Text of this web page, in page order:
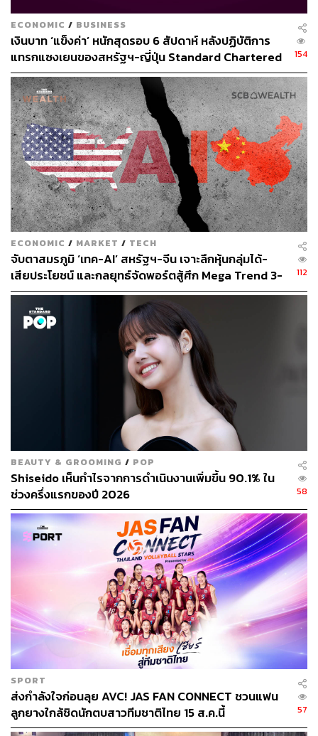
MG EP จำนวน 348 คัน
MG4 Electric จำนวน 298 คัน
MG ES จำนวน 155 คัน
Volvo XC40 EV จำนวน 121 คัน
MG ZS EV จำนวน 107 คัน
ทำไมน้องใหม่ NETA V ขึ้นอันดับ 1
ความน่าสนใจของ NETA V นั้นนอกจากแนวคิด ‘Touchable
Smart EV’ แล้ว ยังโดดเด่นด้วยความเป็นรถยนต์ไฟฟ้าขนาด
เริ่มต้นด้วยพิกัด B-Segment ที่เปิดราคาจำหน่ายเพียง
549,000 บาท และ 1 ชาร์จ ขับได้ระยะทางสูงสุด 384
กิโลเมตร ตามมาตรฐาน NEDC และยังเป็นรถยนต์ไฟฟ้าที่
สามารถชาร์จกระแสตรง DC Quick Charge จาก 30-80%
ในระยะเวลาประมาณ 30 นาที ที่สำคัญคือตอบโจทย์ไลฟ์
สไตล์ของคนรุ่นใหม่
NETA V ถือเป็นแบรนด์ที่ราคาต่ำที่สุดในท้องตลาดขณะนี้ อีก
ทั้ง NETA มีรถพร้อมส่งมอบในหลายโชว์รูม ไม่ต้องรอ
ยาวนานหลายเดือนเหมือนในอดีตที่ผ่านมา
โดย NETA V มีให้เลือก 5 สี ประกอบด้วยสีเขียว Cyan, สีขาว
White Storm, สีชมพู Sakura Pink, สีเทา Midnight Grey และ
ทั้งนี้ นอกจาก NETA มีแผนการผลิตที่ประเทศไทยแล้ว ยังมี
แผนที่จะขยายสายผลิตภัณฑ์ไปยังรถยนต์รุ่นอื่นๆ โดยมีทั้ง
NETA S รถสปอร์ตซีดานไฟฟ้าที่มีประตูหน้าแบบกรรไกร ขับ
เคลื่อนด้วยระบบไฟฟ้าที่วางจำหน่ายแล้วในจีน และกำลังเข้า
สู่ตลาดยุโรป
NETA S มีคุณสมบัติไฮเทคมากมาย รวมถึงไดรฟ์อัตโนมัติ
ระดับ 3 และ Smart Cockpit พร้อมจอแสดงผลสี่จอ
โดยขณะนี้ NETA Thailand กำลังทดสอบตลาดด้วย NETA S
ซึ่งจะช่วยให้บริษัทแข่งขันในตลาดกลุ่มที่สูงกว่า NETA V
มากยิ่งขึ้น
อ้างอิง:
https://www.autospinn.com/2023/07/car-ev-registratio
ECONOMIC / BUSINESS
เงินบาท ‘แข็งค่า’ หนักสุดรอบ 6 สัปดาห์ หลังปฏิบัติการ
แทรกแซงเยนของสหรัฐฯ-ญี่ปุ่น Standard Chartered
เปิดเป้าสิ้นปีนี้จ่อแข็งต่อแตะ 32.50 บาทต่อดอลลาร์
154
ECONOMIC / MARKET / TECH
จับตาสมรภูมิ ‘เทค-AI’ สหรัฐฯ-จีน เจาะลึกหุ้นกลุ่มได้-
เสียประโยชน์ และกลยุทธ์จัดพอร์ตสู้ศึก Mega Trend 3-
5 ปีข้างหน้า
112
BEAUTY & GROOMING / POP
Shiseido เห็นกำไรจากการดำเนินงานเพิ่มขึ้น 90.1% ใน
ช่วงครึ่งแรกของปี 2026
58
SPORT
ส่งกำลังใจก่อนลุย AVC! JAS FAN CONNECT ชวนแฟน
ลูกยางใกล้ชิดนักตบสาวทีมชาติไทย 15 ส.ค.นี้
57